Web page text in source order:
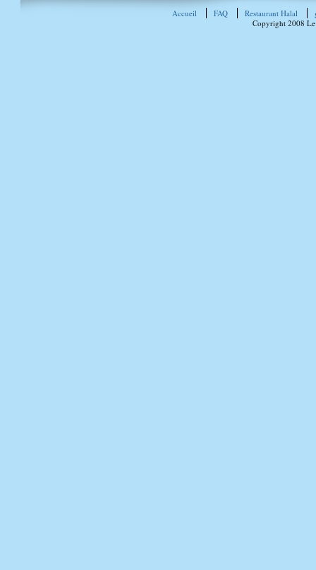
Accueil FAQ Restaurant Halal
Copyright 2008